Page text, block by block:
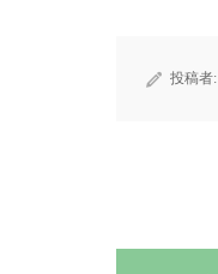
投稿者: